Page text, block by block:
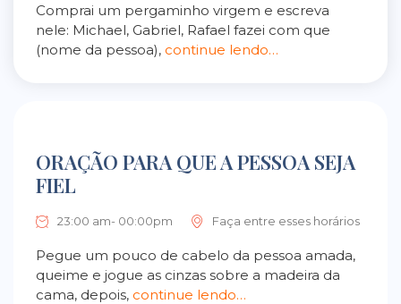
Comprai um pergaminho virgem e escreva
nele: Michael, Gabriel, Rafael fazei com que
(nome da pessoa), continue lendo…
ORAÇÃO PARA QUE A PESSOA SEJA
FIEL
23:00 am- 00:00pm Faça entre esses horários
Pegue um pouco de cabelo da pessoa amada,
queime e jogue as cinzas sobre a madeira da
cama, depois, continue lendo…